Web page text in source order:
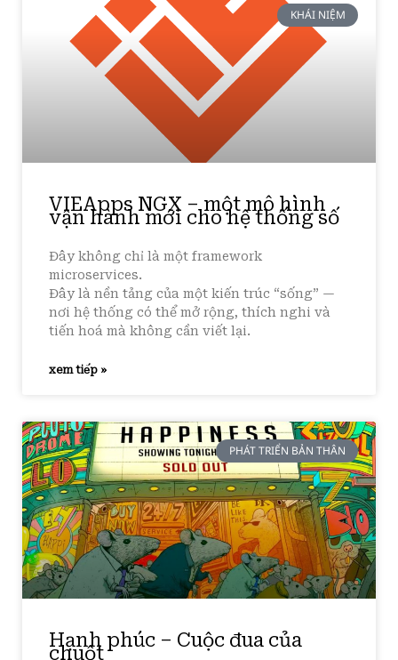
KHÁI NIỆM
VIEApps NGX – một mô hình
vận hành mới cho hệ thống số
Đây không chỉ là một framework
microservices.
Đây là nền tảng của một kiến trúc “sống” —
nơi hệ thống có thể mở rộng, thích nghi và
tiến hoá mà không cần viết lại.
xem tiếp »
PHÁT TRIỂN BẢN THÂN
Hạnh phúc – Cuộc đua của
chuột